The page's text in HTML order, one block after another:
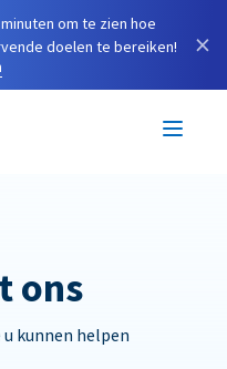
om te zien hoe
doelen te bereiken!
×
ons
kunnen helpen